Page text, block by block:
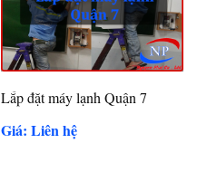
Lắp đặt máy lạnh Quận 7
Giá: Liên hệ